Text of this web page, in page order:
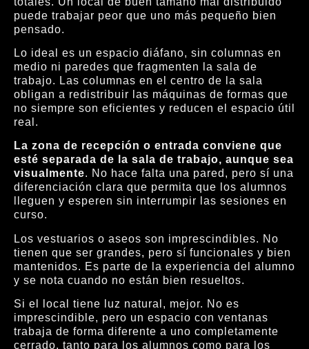
puede trabajar peor que uno más pequeño bien
pensado.
Lo ideal es un espacio diáfano, sin columnas en
medio ni paredes que fragmenten la sala de
trabajo. Las columnas en el centro de la sala
obligan a redistribuir las máquinas de formas que
no siempre son eficientes y reducen el espacio útil
real.
La zona de recepción o entrada conviene que
esté separada de la sala de trabajo, aunque sea
visualmente. No hace falta una pared, pero sí una
diferenciación clara que permita que los alumnos
lleguen y esperen sin interrumpir las sesiones en
curso.
Los vestuarios o aseos son imprescindibles. No
tienen que ser grandes, pero sí funcionales y bien
mantenidos. Es parte de la experiencia del alumno
y se nota cuando no están bien resueltos.
Si el local tiene luz natural, mejor. No es
imprescindible, pero un espacio con ventanas
trabaja de forma diferente a uno completamente
cerrado, tanto para los alumnos como para los